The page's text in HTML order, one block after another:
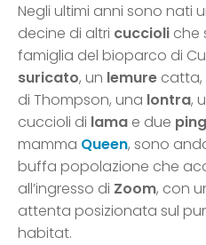
Negli ultimi anni sono
decine di altri cuccioli che
famiglia del bioparco di
suricato, un lemure catta,
di Thompson, una lontra,
cuccioli di lama e due
mamma Queen, sono
buffa popolazione che
all’ingresso di Zoom, con
attenta posizionata sul
habitat.